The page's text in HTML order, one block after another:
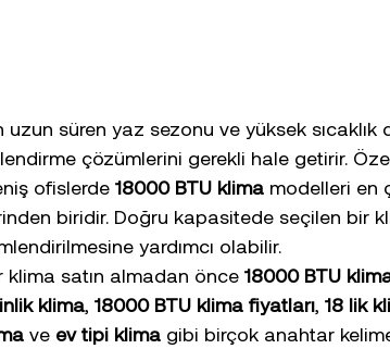
uzun süren yaz sezonu ve yüksek
çözümlerini gerekli hale getirir.
ofislerde 18000 BTU klima modelleri en
biridir. Doğru kapasitede seçilen bir
yardımcı olabilir.
klima satın almadan önce 18000 BTU
klima, 18000 BTU klima fiyatları, 18 lik
ve ev tipi klima gibi birçok anahtar